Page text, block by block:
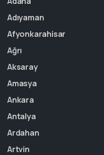
Adıyaman
Afyonkarahisar
Ağrı
Aksaray
Amasya
Ankara
Antalya
Ardahan
Artvin